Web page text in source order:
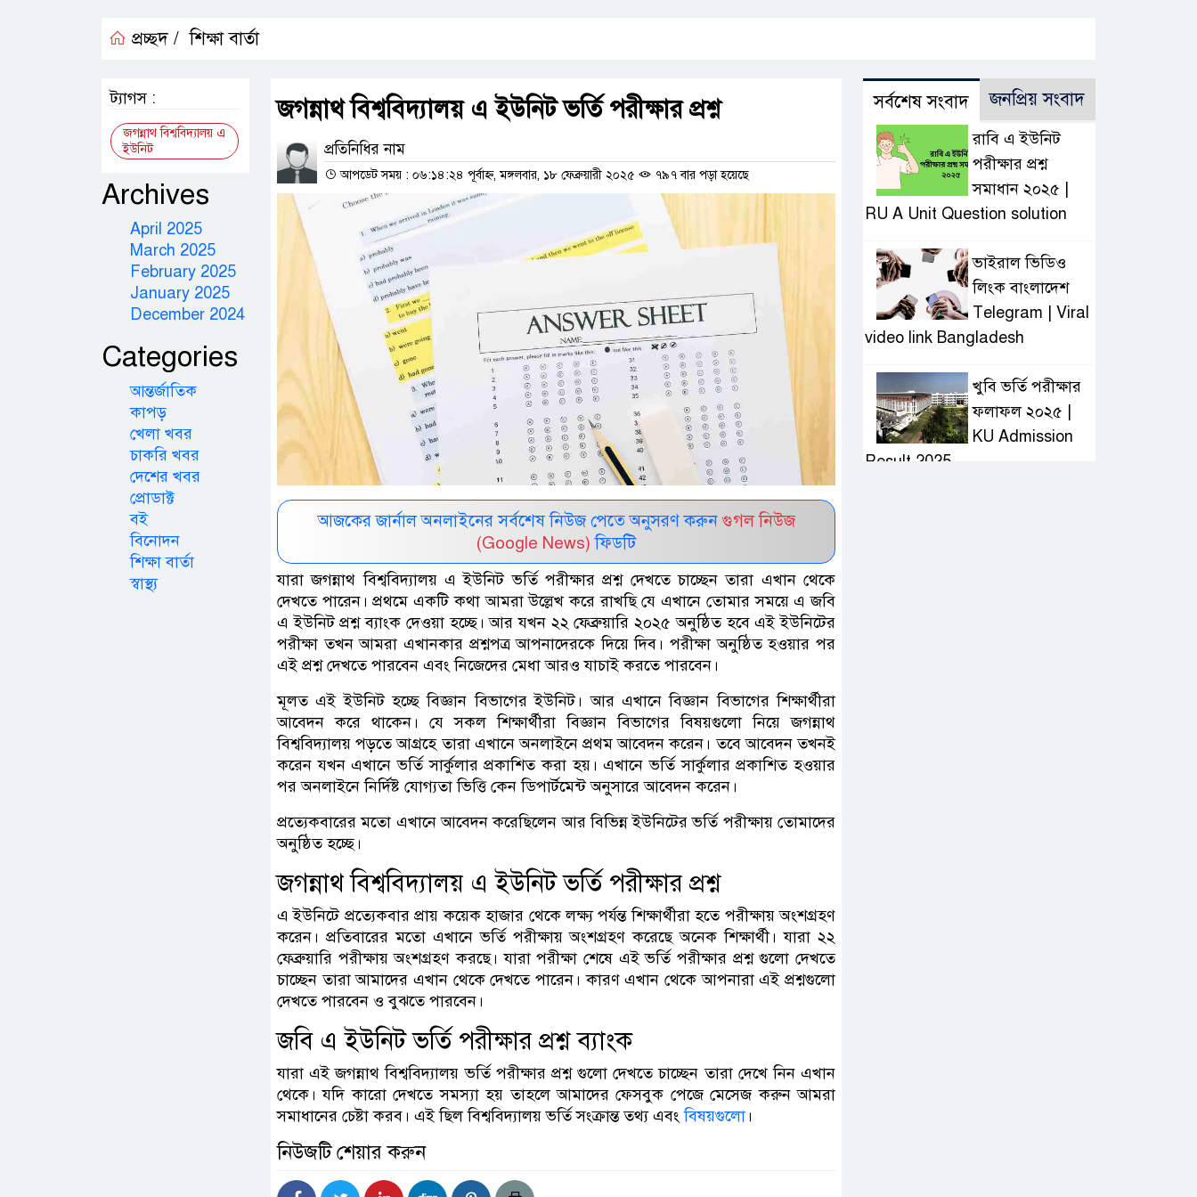
প্রচ্ছদ / শিক্ষা বার্তা
জগন্নাথ বিশ্ববিদ্যালয় এ ইউনিট ভর্তি পরীক্ষার প্রশ্ন
প্রতিনিধির নাম
আপডেট সময় : ০৬:১৪:২৪ পূর্বাহ্ন, মঙ্গলবার, ১৮ ফেব্রুয়ারী ২০২৫ ৭৯৭ বার পড়া হয়েছে
আজকের জার্নাল অনলাইনের সর্বশেষ নিউজ পেতে অনুসরণ করুন গুগল নিউজ
(Google News) ফিডটি
যারা জগন্নাথ বিশ্ববিদ্যালয় এ ইউনিট ভর্তি পরীক্ষার প্রশ্ন দেখতে চাচ্ছেন তারা এখান থেকে
দেখতে পারেন। প্রথমে একটি কথা আমরা উল্লেখ করে রাখছি যে এখানে তোমার সময়ে এ জবি
এ ইউনিট প্রশ্ন ব্যাংক দেওয়া হচ্ছে। আর যখন ২২ ফেব্রুয়ারি ২০২৫ অনুষ্ঠিত হবে এই ইউনিটের
পরীক্ষা তখন আমরা এখানকার প্রশ্নপত্র আপনাদেরকে দিয়ে দিব। পরীক্ষা অনুষ্ঠিত হওয়ার পর
এই প্রশ্ন দেখতে পারবেন এবং নিজেদের মেধা আরও যাচাই করতে পারবেন।
মূলত এই ইউনিট হচ্ছে বিজ্ঞান বিভাগের ইউনিট। আর এখানে বিজ্ঞান বিভাগের শিক্ষার্থীরা
আবেদন করে থাকেন। যে সকল শিক্ষার্থীরা বিজ্ঞান বিভাগের বিষয়গুলো নিয়ে জগন্নাথ
বিশ্ববিদ্যালয় পড়তে আগ্রহে তারা এখানে অনলাইনে প্রথম আবেদন করেন। তবে আবেদন তখনই
করেন যখন এখানে ভর্তি সার্কুলার প্রকাশিত করা হয়। এখানে ভর্তি সার্কুলার প্রকাশিত হওয়ার
পর অনলাইনে নির্দিষ্ট যোগ্যতা ভিত্তি কেন ডিপার্টমেন্ট অনুসারে আবেদন করেন।
প্রত্যেকবারের মতো এখানে আবেদন করেছিলেন আর বিভিন্ন ইউনিটের ভর্তি পরীক্ষায় তোমাদের
অনুষ্ঠিত হচ্ছে।
জগন্নাথ বিশ্ববিদ্যালয় এ ইউনিট ভর্তি পরীক্ষার প্রশ্ন
এ ইউনিটে প্রত্যেকবার প্রায় কয়েক হাজার থেকে লক্ষ্য পর্যন্ত শিক্ষার্থীরা হতে পরীক্ষায় অংশগ্রহণ
করেন। প্রতিবারের মতো এখানে ভর্তি পরীক্ষায় অংশগ্রহণ করেছে অনেক শিক্ষার্থী। যারা ২২
ফেব্রুয়ারি পরীক্ষায় অংশগ্রহণ করছে। যারা পরীক্ষা শেষে এই ভর্তি পরীক্ষার প্রশ্ন গুলো দেখতে
চাচ্ছেন তারা আমাদের এখান থেকে দেখতে পারেন। কারণ এখান থেকে আপনারা এই প্রশ্নগুলো
দেখতে পারবেন ও বুঝতে পারবেন।
জবি এ ইউনিট ভর্তি পরীক্ষার প্রশ্ন ব্যাংক
যারা এই জগন্নাথ বিশ্ববিদ্যালয় ভর্তি পরীক্ষার প্রশ্ন গুলো দেখতে চাচ্ছেন তারা দেখে নিন এখান
থেকে। যদি কারো দেখতে সমস্যা হয় তাহলে আমাদের ফেসবুক পেজে মেসেজ করুন আমরা
সমাধানের চেষ্টা করব। এই ছিল বিশ্ববিদ্যালয় ভর্তি সংক্রান্ত তথ্য এবংবিষয়গুলো।
নিউজটি শেয়ার করুন
ট্যাগস :
জগন্নাথ বিশ্ববিদ্যালয় এ
ইউনিট
Archives
April 2025
March 2025
February 2025
January 2025
December 2024
Categories
আন্তর্জাতিক
কাপড়
খেলা খবর
চাকরি খবর
দেশের খবর
প্রোডাক্ট
বই
বিনোদন
শিক্ষা বার্তা
স্বাস্থ্য
সর্বশেষ সংবাদ জনপ্রিয় সংবাদ
রাবি এ ইউনিট
পরীক্ষার প্রশ্ন
সমাধান ২০২৫ |
RU A Unit Question solution
ভাইরাল ভিডিও
লিংক বাংলাদেশ
Telegram | Viral
video link Bangladesh
খুবি ভর্তি পরীক্ষার
ফলাফল ২০২৫ |
KU Admission
Result 2025